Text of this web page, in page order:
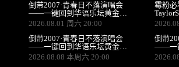
倒带2007·青春日不落演唱会
——一键回到华语乐坛黄金年
代（长沙站）
2026.08.01 周六 20:00
霉粉必
初夏！
倒带2007·青春日不落演唱会
——一键回到华语乐坛黄金年
代（武汉站）
2026.08.08 本周六 20:00
倒带
——一
代（天